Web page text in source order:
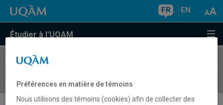
FR EN
Étudier à l'UQAM
COURS//
Préférences en matière de témoins
Nous utilisons des témoins (cookies) afin de collecter des